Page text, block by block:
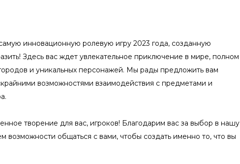
инновационную ролевую игру 2023 года, созданную
Здесь вас ждет увлекательное приключение в мире, полном
и уникальных персонажей. Мы рады предложить вам
возможностями взаимодействия с предметами и
творение для вас, игроков! Благодарим вас за выбор в нашу
возможности общаться с вами, чтобы создать именно то, что вы